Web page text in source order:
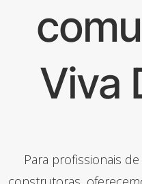
Viva
Para profissionais